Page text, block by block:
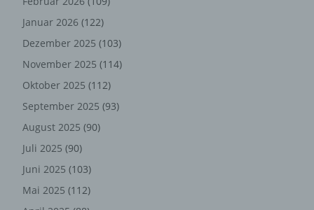
Januar 2026 (122)
Dezember 2025 (103)
November 2025 (114)
Oktober 2025 (112)
September 2025 (93)
August 2025 (90)
Juli 2025 (90)
Juni 2025 (103)
Mai 2025 (112)
Gravatar:https://de.gravatar.com
Hosting
Die von uns in Anspruch genommenen Hosting-
Leistungen dienen der Zurverfügungstellung der
Plattformdienstleistungen, Rechenkapazität,
Speicherplatz und Datenbankdienste,
Sicherheitsleistungen sowie technische
dieses Onlineangebotes einsetzen.